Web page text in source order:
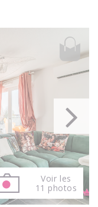
Voir les
11 photos